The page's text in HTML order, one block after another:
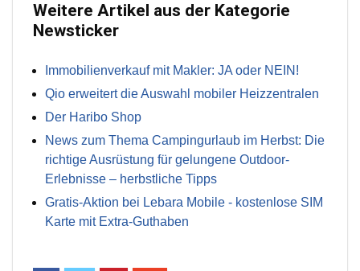
Weitere Artikel aus der Kategorie
Newsticker
Immobilienverkauf mit Makler: JA oder NEIN!
Qio erweitert die Auswahl mobiler Heizzentralen
Der Haribo Shop
News zum Thema Campingurlaub im Herbst: Die
richtige Ausrüstung für gelungene Outdoor-
Erlebnisse – herbstliche Tipps
Gratis-Aktion bei Lebara Mobile - kostenlose SIM
Karte mit Extra-Guthaben